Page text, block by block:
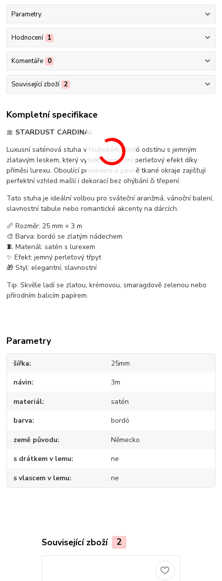
Parametry
Hodnocení 1
Komentáře 0
Související zboží 2
Kompletní specifikace
🎀 STARDUST CARDINAL
Luxusní saténová stuha v hlubokém bordó odstínu s jemným
zlatavým leskem, který vytváří elegantní perleťový efekt díky
příměsi lurexu. Oboulící provedení a pevně tkané okraje zajišťují
perfektní vzhled mašlí i dekorací bez ohýbání či třepení.
Tato stuha je ideální volbou pro sváteční aranžmá, vánoční balení,
slavnostní tabule nebo romantické akcenty na dárcích.
📏 Rozměr: 25 mm × 3 m
🎨 Barva: bordó se zlatým nádechem
🧵 Materiál: satén s lurexem
✨ Efekt: jemný perleťový třpyt
🎁 Styl: elegantní, slavnostní
Tip: Skvěle ladí se zlatou, krémovou, smaragdově zelenou nebo
přírodním balicím papírem.
Parametry
šířka 25mm
návin 3m
materiál satén
barva bordó
země původu Německo
s drátkem v lemu ne
s vlascem v lemu ne
Související zboží 2